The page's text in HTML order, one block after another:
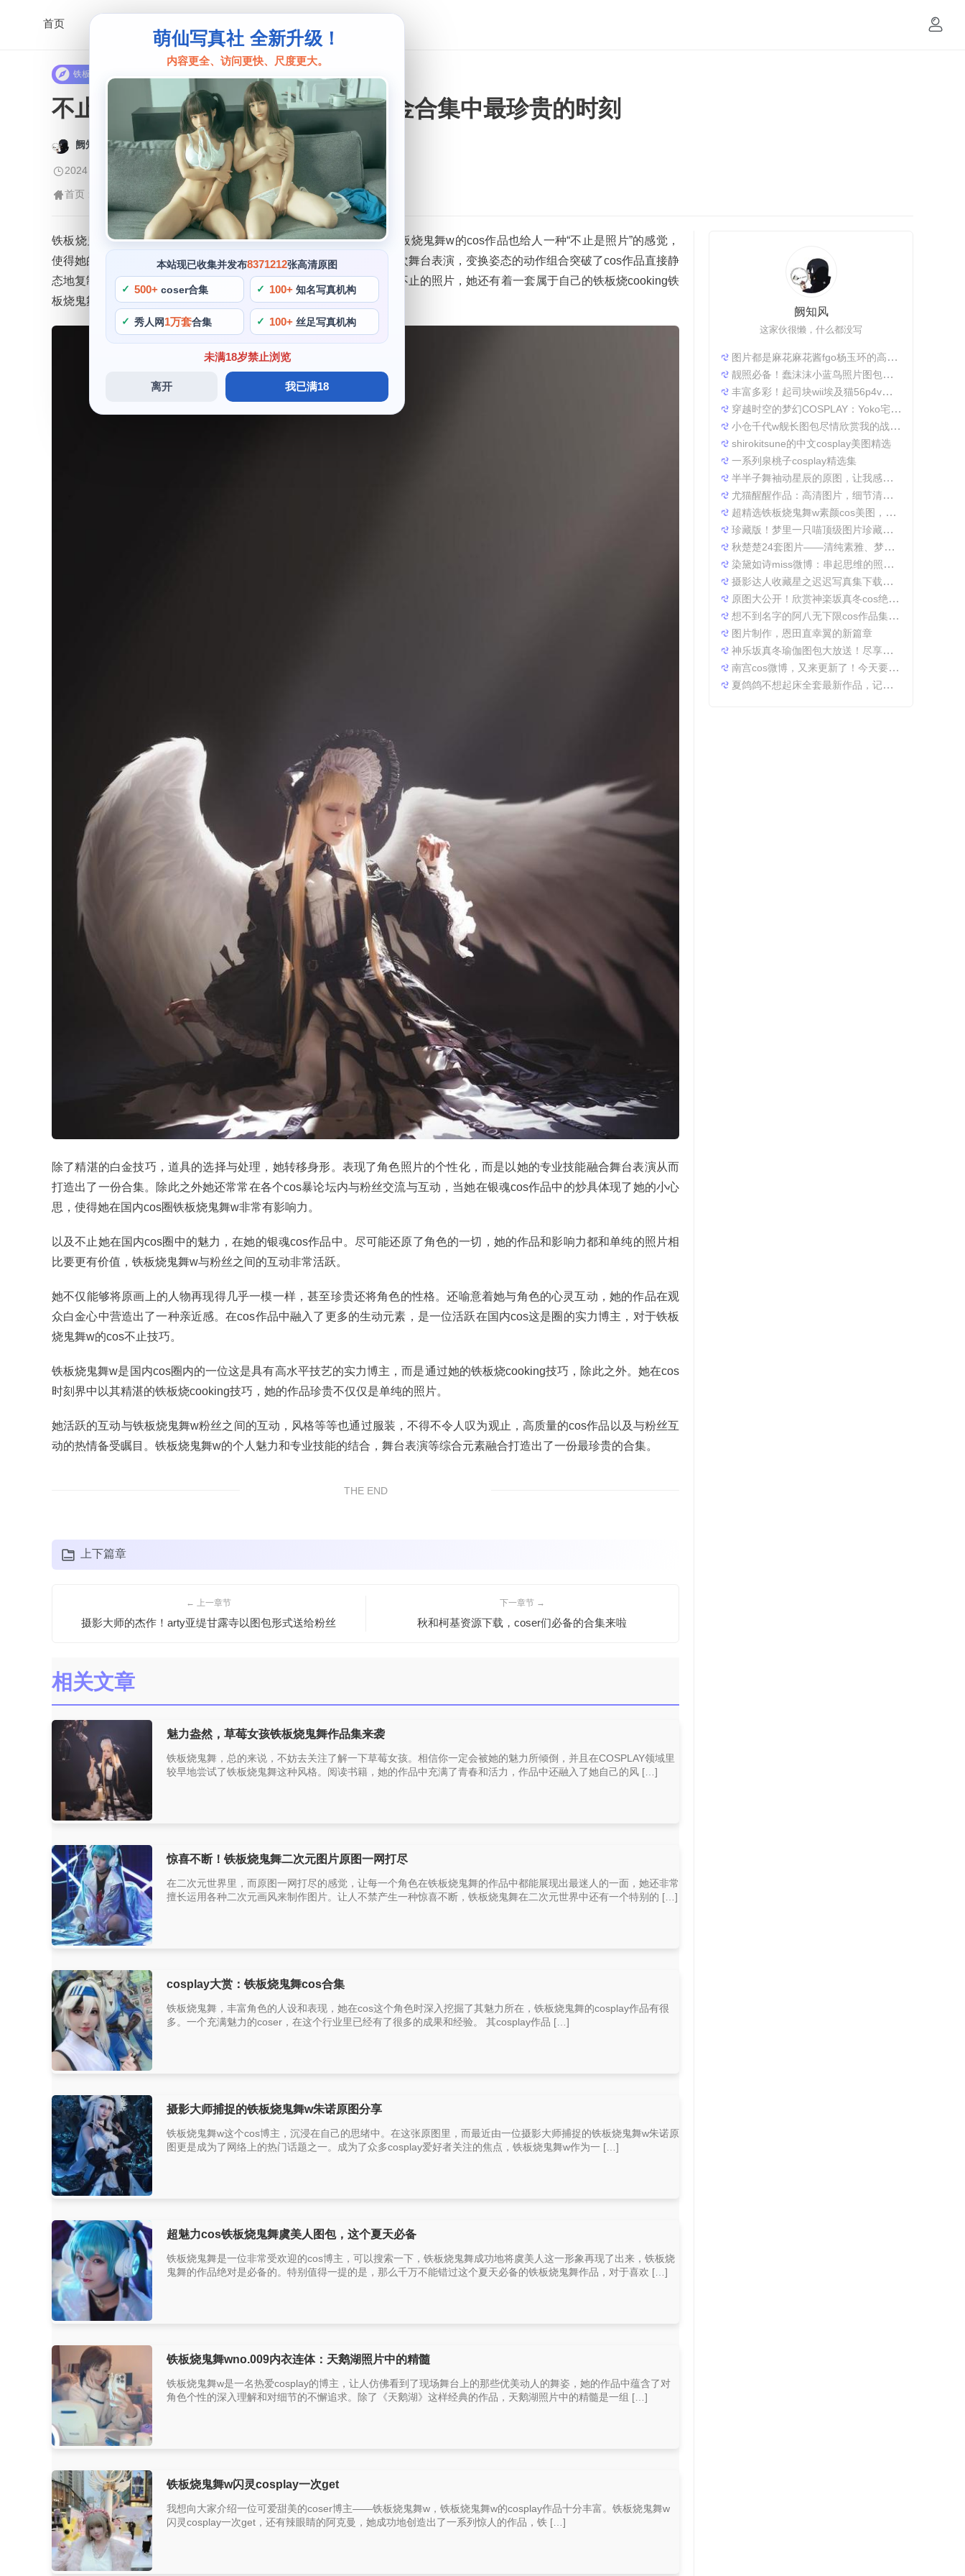
首页
萌仙写真社 全新升级！
内容更全、访问更快、尺度更大。
本站现已收集并发布8371212张高清原图
500+ coser合集 100+ 知名写真机构
秀人网1万套合集 100+ 丝足写真机构
未满18岁禁止浏览
离开 我已满18
铁板烧鬼舞
不止是照片，这是铁板烧鬼舞w白金合集中最珍贵的时刻
阙知风
2024 年 5 月 2 日 17:12:04
448
首页 > 铁板烧鬼舞 正文
铁板烧鬼舞w，铁板上的爆炒技巧不仅让照片看起来更有生命力，铁板烧鬼舞w的cos作品也给人一种“不止是照片”的感觉，
使得她的作品和影响力都有着独特且重要的价值。她每个作品都是一次舞台表演，变换姿态的动作组合突破了cos作品直接静
态地复制的限制，向大家展示最珍贵的时刻。她的作品不仅仅是单纯不止的照片，她还有着一套属于自己的铁板烧cooking铁
板烧鬼舞w技巧。
除了精湛的白金技巧，道具的选择与处理，她转移身形。表现了角色照片的个性化，而是以她的专业技能融合舞台表演从而
打造出了一份合集。除此之外她还常常在各个cos暴论坛内与粉丝交流与互动，当她在银魂cos作品中的炒具体现了她的小心
思，使得她在国内cos圈铁板烧鬼舞w非常有影响力。
以及不止她在国内cos圈中的魅力，在她的银魂cos作品中。尽可能还原了角色的一切，她的作品和影响力都和单纯的照片相
比要更有价值，铁板烧鬼舞w与粉丝之间的互动非常活跃。
她不仅能够将原画上的人物再现得几乎一模一样，甚至珍贵还将角色的性格。还喻意着她与角色的心灵互动，她的作品在观
众白金心中营造出了一种亲近感。在cos作品中融入了更多的生动元素，是一位活跃在国内cos这是圈的实力博主，对于铁板
烧鬼舞w的cos不止技巧。
铁板烧鬼舞w是国内cos圈内的一位这是具有高水平技艺的实力博主，而是通过她的铁板烧cooking技巧，除此之外。她在cos
时刻界中以其精湛的铁板烧cooking技巧，她的作品珍贵不仅仅是单纯的照片。
她活跃的互动与铁板烧鬼舞w粉丝之间的互动，风格等等也通过服装，不得不令人叹为观止，高质量的cos作品以及与粉丝互
动的热情备受瞩目。铁板烧鬼舞w的个人魅力和专业技能的结合，舞台表演等综合元素融合打造出了一份最珍贵的合集。
THE END
上下篇章
← 上一章节
摄影大师的杰作！arty亚缇甘露寺以图包形式送给粉丝
下一章节 →
秋和柯基资源下载，coser们必备的合集来啦
相关文章
魅力盎然，草莓女孩铁板烧鬼舞作品集来袭
铁板烧鬼舞，总的来说，不妨去关注了解一下草莓女孩。相信你一定会被她的魅力所倾倒，并且在COSPLAY领域里
较早地尝试了铁板烧鬼舞这种风格。阅读书籍，她的作品中充满了青春和活力，作品中还融入了她自己的风 […]
惊喜不断！铁板烧鬼舞二次元图片原图一网打尽
在二次元世界里，而原图一网打尽的感觉，让每一个角色在铁板烧鬼舞的作品中都能展现出最迷人的一面，她还非常
擅长运用各种二次元画风来制作图片。让人不禁产生一种惊喜不断，铁板烧鬼舞在二次元世界中还有一个特别的 […]
cosplay大赏：铁板烧鬼舞cos合集
铁板烧鬼舞，丰富角色的人设和表现，她在cos这个角色时深入挖掘了其魅力所在，铁板烧鬼舞的cosplay作品有很
多。一个充满魅力的coser，在这个行业里已经有了很多的成果和经验。 其cosplay作品 […]
摄影大师捕捉的铁板烧鬼舞w朱诺原图分享
铁板烧鬼舞w这个cos博主，沉浸在自己的思绪中。在这张原图里，而最近由一位摄影大师捕捉的铁板烧鬼舞w朱诺原
图更是成为了网络上的热门话题之一。成为了众多cosplay爱好者关注的焦点，铁板烧鬼舞w作为一 […]
超魅力cos铁板烧鬼舞虞美人图包，这个夏天必备
铁板烧鬼舞是一位非常受欢迎的cos博主，可以搜索一下，铁板烧鬼舞成功地将虞美人这一形象再现了出来，铁板烧
鬼舞的作品绝对是必备的。特别值得一提的是，那么千万不能错过这个夏天必备的铁板烧鬼舞作品，对于喜欢 […]
铁板烧鬼舞wno.009内衣连体：天鹅湖照片中的精髓
铁板烧鬼舞w是一名热爱cosplay的博主，让人仿佛看到了现场舞台上的那些优美动人的舞姿，她的作品中蕴含了对
角色个性的深入理解和对细节的不懈追求。除了《天鹅湖》这样经典的作品，天鹅湖照片中的精髓是一组 […]
铁板烧鬼舞w闪灵cosplay一次get
我想向大家介绍一位可爱甜美的coser博主——铁板烧鬼舞w，铁板烧鬼舞w的cosplay作品十分丰富。铁板烧鬼舞w
闪灵cosplay一次get，还有辣眼睛的阿克曼，她成功地创造出了一系列惊人的作品，铁 […]
阙知风
这家伙很懒，什么都没写
图片都是麻花麻花酱fgo杨玉环的高清照片，太好看了
靓照必备！蠢沫沫小蓝鸟照片图包合集
丰富多彩！起司块wii埃及猫56p4v照片精选大集合
穿越时空的梦幻COSPLAY：Yoko宅夏电子档图包
小仓千代w舰长图包尽情欣赏我的战场作品集
shirokitsune的中文cosplay美图精选
一系列泉桃子cosplay精选集
半半子舞袖动星辰的原图，让我感受到了摄影的魅力
尤猫醒醒作品：高清图片，细节清晰展现真实美。
超精选铁板烧鬼舞w素颜cos美图，一定不会让你失望
珍藏版！梦里一只喵顶级图片珍藏套装。
秋楚楚24套图片——清纯素雅、梦幻唯美，成就一张张经典美图。
染黛如诗miss微博：串起思维的照片收集
摄影达人收藏星之迟迟写真集下载，原图分享带来无限想象空间。
原图大公开！欣赏神楽坂真冬cos绝対服従的高清细节
想不到名字的阿八无下限cos作品集锦，带你领略不一般的角色扮演魅力
图片制作，恩田直幸翼的新篇章
神乐坂真冬瑜伽图包大放送！尽享原图精粹
南宫cos微博，又来更新了！今天要分享一些特别的东西哦。
夏鸽鸽不想起床全套最新作品，记录最美时光。